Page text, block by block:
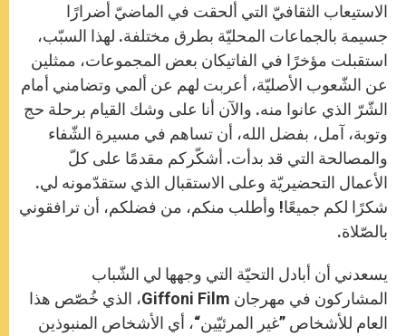
الاستيعاب الثقافيّ التي ألحقت في الماضيّ أضرارًا
جسيمة بالجماعات المحليّة بطرق مختلفة. لهذا السبّب،
استقبلت مؤخرًا في الفاتيكان بعض المجموعات، ممثلين
عن الشّعوب الأصليّة، أعربت لهم عن ألمي وتضامني أمام
الشّرّ الذي عانوا منه. والآن أنا على وشك القيام برحلة حج
وتوبة، آمل، بفضل الله، أن تساهم في مسيرة الشّفاء
والمصالحة التي قد بدأت. أشكّركم مقدمًا على كلّ
الأعمال التحضيريّة وعلى الاستقبال الذي ستقدّمونه لي.
شكرًا لكم جميعًا! وأطلب منكم، من فضلكم، أن ترافقوني
بالصّلاة.
يسعدني أن أبادل التحيّة التي وجهها لي الشّباب
المشاركون في مهرجان Giffoni Film، الذي خُصّص هذا
العام للأشخاص ”غير المرئيّين“، أي الأشخاص المنبوذين